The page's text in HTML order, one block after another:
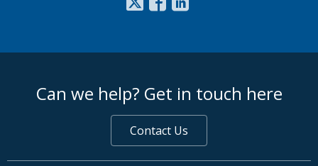
Can we help? Get in touch here
Contact Us